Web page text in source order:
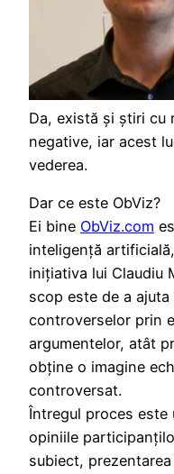
Da, există și știri cu
negative, iar acest
vederea.
Dar ce este ObViz?
Ei bine ObViz.com
inteligență
inițiativa lui Claudiu
scop este de a
controverselor prin
argumentelor, atât
obține o imagine
controversat.
Întregul proces
opiniile
subiect,